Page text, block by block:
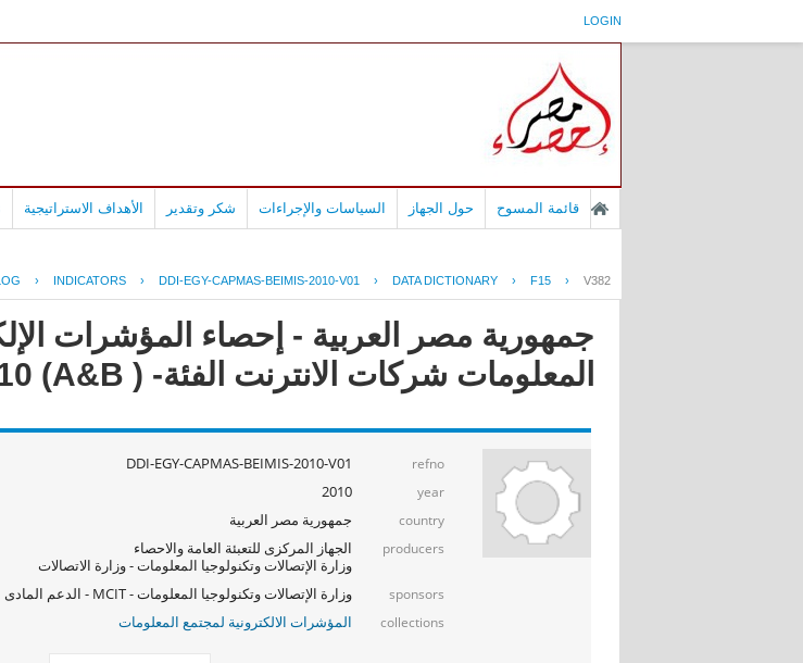
LOGIN
قائمة المسوح حول الجهاز السياسات والإجراءات شكر وتقدير الأهداف الاستراتيجية
› INDICATORS › DDI-EGY-CAPMAS-BEIMIS-2010-V01 › DATA DICTIONARY › F15 › V382
جمهورية مصر العربية - إحصاء المؤشرات
المعلومات شركات الانترنت الفئة- ( A&B) 2010
refno
DDI-EGY-CAPMAS-BEIMIS-2010-V01
year
2010
country جمهورية مصر العربية
producers
الجهاز المركزى للتعبئة العامة والاحصاء
وزارة الإتصالات وتكنولوجيا المعلومات - وزارة الاتصالات
sponsors وزارة الإتصالات وتكنولوجيا المعلومات - MCIT - الدعم المادى
collections المؤشرات الالكترونية لمجتمع المعلومات